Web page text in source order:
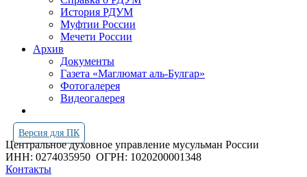
История РДУМ
Муфтии России
Мечети России
Архив
Документы
Газета «Маглюмат аль-Булгар»
Фотогалерея
Видеогалерея
Версия для ПК
Центральное духовное управление мусульман России
ИНН: 0274035950 ОГРН: 1020200001348
Контакты